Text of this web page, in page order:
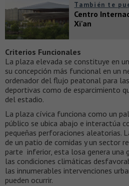
También te
Centro
Xi'an
Criterios Funcionales
La plaza elevada se constituye en
su concepción más funcional en un
ordenador del flujo peatonal para
deportivas como de esparcimiento
del estadio.
La plaza cívica funciona como un
público se ubica abajo e interactúa
pequeñas perforaciones aleatorias.
de un patio de comidas y un sector
parte inferior, esta losa genera una
las condiciones climáticas
las innumerables intervenciones
pueden ocurrir.